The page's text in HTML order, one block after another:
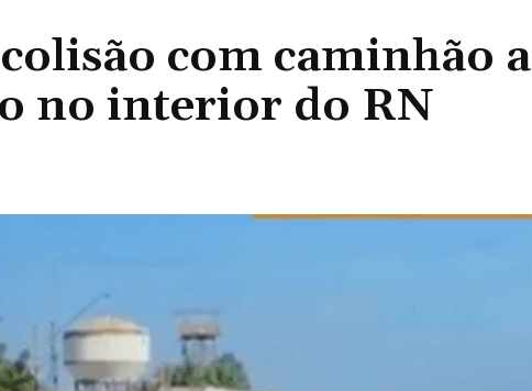
com caminhão a
no interior do RN